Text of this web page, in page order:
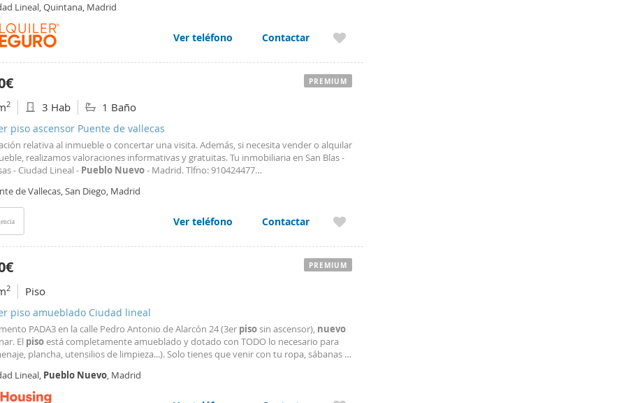
y tranquila cercana a todo tipo de comercios y servicios. A tan sólo 200m del
Pueblo Nuevo
animales
Lineal, Quintana, Madrid
Ver teléfono Contactar
2 3 Hab 1 Baño
piso ascensor Puente de vallecas
relativa al inmueble o concertar una visita. Además, si necesita vender o alquilar
realizamos valoraciones informativas y gratuitas. Tu inmobiliaria en San Blas -
- Ciudad Lineal - Pueblo Nuevo- Madrid. Tlfno: 910424477
no es contractual ni vinculante y puede contener errores. Oferta sujeta a
de compra. Consulte los términos y condiciones aplicables.
de Vallecas, San Diego, Madrid
Ver teléfono Contactar
PREMIUM
2 Piso
piso amueblado Ciudad lineal
PADA3 en la calle Pedro Antonio de Alarcón 24 (3er pisosin ascensor), nuevo
El pisoestá completamente amueblado y dotado con TODO lo necesario para
plancha, utensilios de limpieza...). Solo tienes que venir con tu ropa, sábanas y
La Almudena (línea roja
Lineal, Pueblo Nuevo, Madrid
PREMIUM